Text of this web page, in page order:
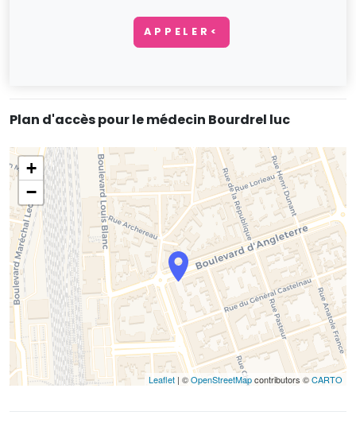
APPELER<
Plan d'accès pour le médecin Bourdrel luc
+
−
Leaflet | ©OpenStreetMapcontributors ©CARTO